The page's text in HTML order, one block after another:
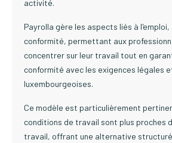
activité.
Payrolla gère les aspects liés à
conformité, permettant aux
concentrer sur leur travail tout en
conformité avec les exigences légales
luxembourgeoises.
Ce modèle est particulièrement
conditions de travail sont plus proches
travail, offrant une alternative